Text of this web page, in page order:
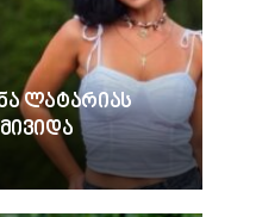
ლატარიას